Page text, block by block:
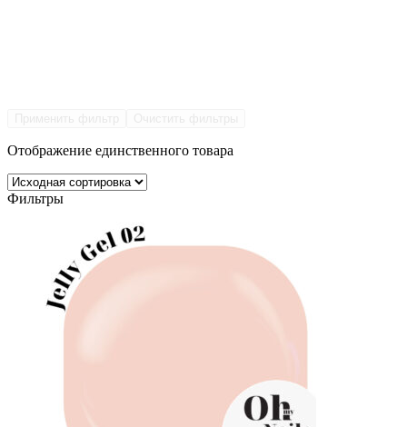
Отображение единственного товара
Фильтры